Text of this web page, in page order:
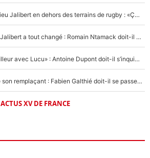
La raison d'être de Matthieu Jalibert en dehors des terrains de rugby : «Ça m'atteint autant que si tu touches à un membre de ma famille»
XV de France - Matthieu Jalibert a tout changé : Romain Ntamack doit-il s’inquiéter pour sa place à un an de la Coupe du monde ?
«Le XV de France est meilleur avec Lucu» : Antoine Dupont doit-il s’inquiéter pour sa place ?
Le XV de France a trouvé son remplaçant : Fabien Galthié doit-il se passer d'Antoine Dupont ?
ACTUS XV DE FRANCE